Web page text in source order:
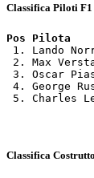
Classifica Piloti F1
Pos Pilota
1. Lando
2. Max
3. Oscar
4. George
5. Charles
Classifica